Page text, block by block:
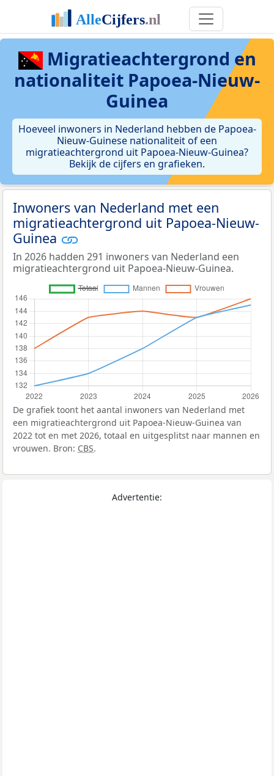
Migratieachtergrond en
nationaliteit Papoea-Nieuw-
Guinea
Hoeveel inwoners in Nederland hebben de Papoea-
Nieuw-Guinese nationaliteit of een
migratieachtergrond uit Papoea-Nieuw-Guinea?
Bekijk de cijfers en grafieken.
Inwoners van Nederland met een
migratieachtergrond uit Papoea-Nieuw-
Guinea
In 2026 hadden 291 inwoners van Nederland een
migratieachtergrond uit Papoea-Nieuw-Guinea.
De grafiek toont het aantal inwoners van Nederland met
een migratieachtergrond uit Papoea-Nieuw-Guinea van
2022 tot en met 2026, totaal en uitgesplitst naar mannen en
vrouwen. Bron: CBS.
Advertentie: